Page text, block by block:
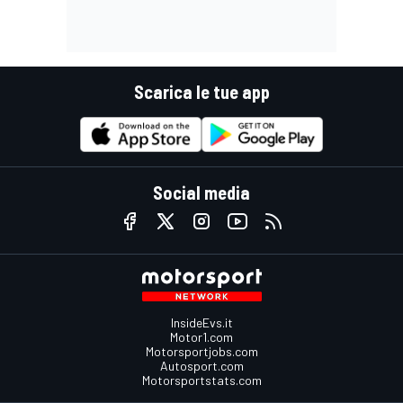
Scarica le tue app
Social media
InsideEvs.it
Motor1.com
Motorsportjobs.com
Autosport.com
Motorsportstats.com